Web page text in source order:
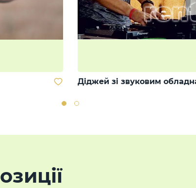
Діджей зі звуковим